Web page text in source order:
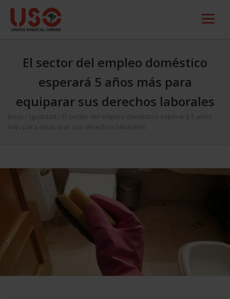
El sector del empleo doméstico
esperará 5 años más para
equiparar sus derechos laborales
Inicio Igualdad
El sector del empleo doméstico esperará 5 años
más para equiparar sus derechos laborales